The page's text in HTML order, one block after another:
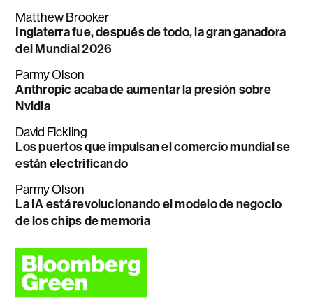
Matthew Brooker
Inglaterra fue, después de todo, la gran ganadora
del Mundial 2026
Parmy Olson
Anthropic acaba de aumentar la presión sobre
Nvidia
David Fickling
Los puertos que impulsan el comercio mundial se
están electrificando
Parmy Olson
La IA está revolucionando el modelo de negocio
de los chips de memoria